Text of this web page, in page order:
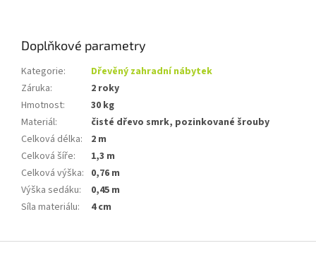
Doplňkové parametry
Kategorie:
Dřevěný zahradní nábytek
Záruka:
2 roky
Hmotnost:
30 kg
Materiál:
čisté dřevo smrk, pozinkované šrouby
Celková délka:
2 m
Celková šíře:
1,3 m
Celková výška: 0,76 m
Výška sedáku:
0,45 m
Síla materiálu: 4 cm